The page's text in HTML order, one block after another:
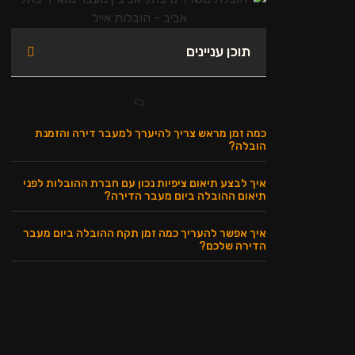
תוכן עניינים
כמה זמן מראש צריך להיערך למעבר דירה והזמנת
הובלה?
איך לבצע תיאום ציפיות נכון עם חברת ההובלות לפני
תיאום ההובלה ביום מעבר הדירה?
איך אפשר להעריך כמה זמן תקח ההובלה ביום מעבר
הדירה שלכם?